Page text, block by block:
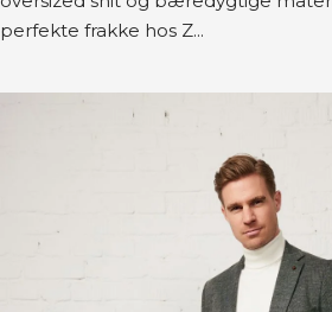
perfekte frakke hos Z...